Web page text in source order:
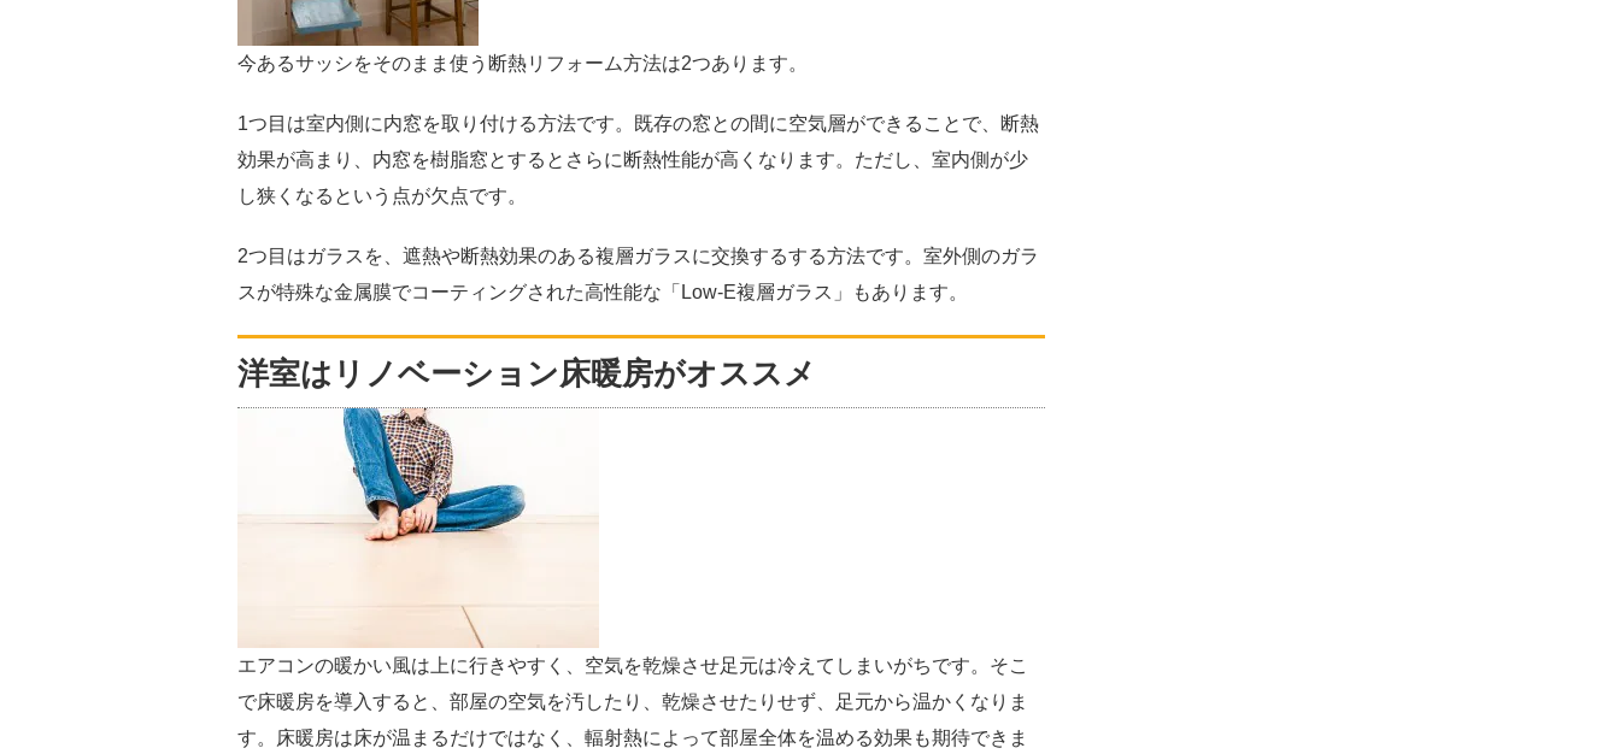
今あるサッシをそのまま使う断熱リフォーム方法は2つあります。
1つ目は室内側に内窓を取り付ける方法です。既存の窓との間に空気層ができることで、断熱
効果が高まり、内窓を樹脂窓とするとさらに断熱性能が高くなります。ただし、室内側が少
し狭くなるという点が欠点です。
2つ目はガラスを、遮熱や断熱効果のある複層ガラスに交換するする方法です。室外側のガラ
スが特殊な金属膜でコーティングされた高性能な「Low-E複層ガラス」もあります。
洋室はリノベーション床暖房がオススメ
エアコンの暖かい風は上に行きやすく、空気を乾燥させ足元は冷えてしまいがちです。そこ
で床暖房を導入すると、部屋の空気を汚したり、乾燥させたりせず、足元から温かくなりま
す。床暖房は床が温まるだけではなく、輻射熱によって部屋全体を温める効果も期待できま